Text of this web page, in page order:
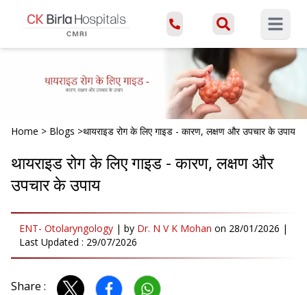
Open
Home > Blogs >थायराइड रोग के लिए गाइड - कारण, लक्षण और उपचार के उपाय
थायराइड रोग के लिए गाइड - कारण, लक्षण और
उपचार के उपाय
ENT- Otolaryngology | by Dr. N V K Mohan on 28/01/2026 |
Last Updated : 29/07/2026
Share :